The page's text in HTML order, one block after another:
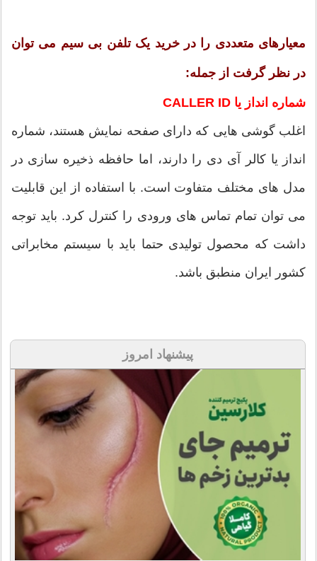
معیارهای متعددی را در خرید یک تلفن بی سیم می توان
در نظر گرفت از جمله:
شماره انداز یا CALLER ID
اغلب گوشی هایی که دارای صفحه نمایش هستند، شماره
انداز یا کالر آی دی را دارند، اما حافظه ذخیره سازی در
مدل های مختلف متفاوت است. با استفاده از این قابلیت
می توان تمام تماس های ورودی را کنترل کرد. باید توجه
داشت که محصول تولیدی حتما باید با سیستم مخابراتی
کشور ایران منطبق باشد.
پیشنهاد امروز